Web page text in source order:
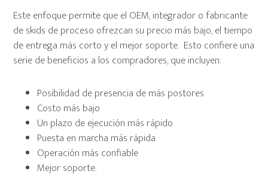
Este enfoque permite que el OEM, integrador o fabricante
de skids de proceso ofrezcan su precio más bajo, el tiempo
de entrega más corto y el mejor soporte. Esto confiere una
serie de beneficios a los compradores, que incluyen:
Posibilidad de presencia de más postores
Costo más bajo
Un plazo de ejecución más rápido
Puesta en marcha más rápida
Operación más confiable
Mejor soporte.